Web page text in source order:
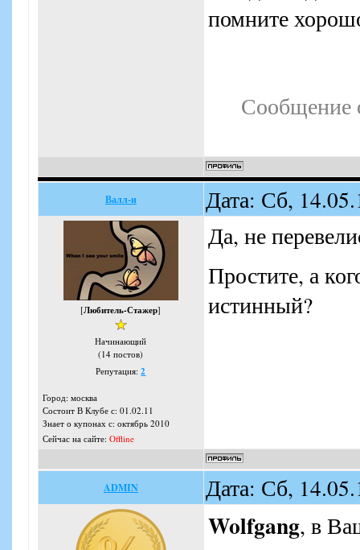
помните
Сообщение
Валл-и Дата: Сб,
[Любитель-Стажер]
Начинающий
(14 постов)
Репутация:2
Город: москва
Состоит В Клубе с: 01.02.11
Знает о купонах с: октябрь 2010
Сейчас на сайте: Offline
Да, не
Простите, а
истинный?
ADMIN Дата: Сб,
Wolfgang, в